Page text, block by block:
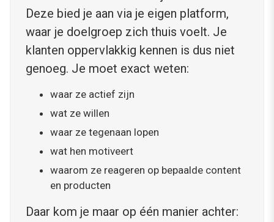
Deze bied je aan via je eigen platform,
waar je doelgroep zich thuis voelt. Je
klanten oppervlakkig kennen is dus niet
genoeg. Je moet exact weten:
waar ze actief zijn
wat ze willen
waar ze tegenaan lopen
wat hen motiveert
waarom ze reageren op bepaalde content
en producten
Daar kom je maar op één manier achter: